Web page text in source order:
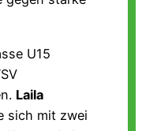
U15
Laila
sich mit zwei